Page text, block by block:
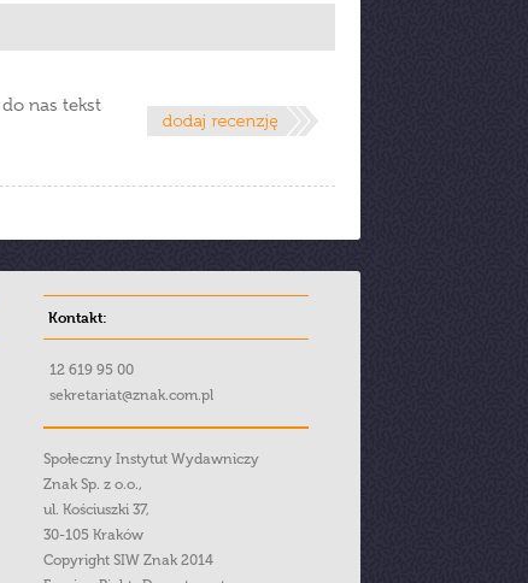
nas tekst
Kontakt:
12 619 95 00
sekretariat@znak.com.pl
Społeczny Instytut Wydawniczy
Znak Sp. z o.o.,
ul. Kościuszki 37,
30-105 Kraków
Copyright SIW Znak 2014